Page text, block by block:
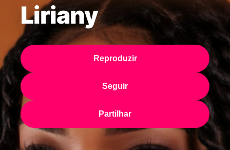
Liriany
Reproduzir
Seguir
Partilhar